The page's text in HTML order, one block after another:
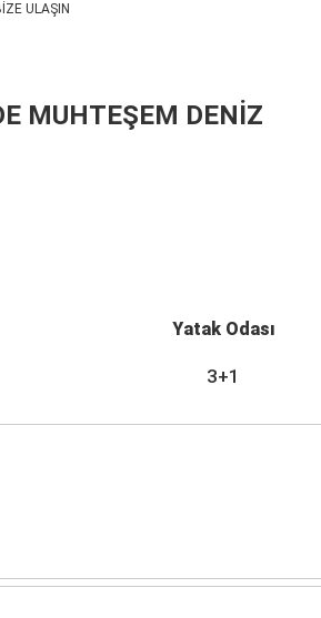
ULAŞIN
MUHTEŞEM DENİZ
Yatak Odası
3+1